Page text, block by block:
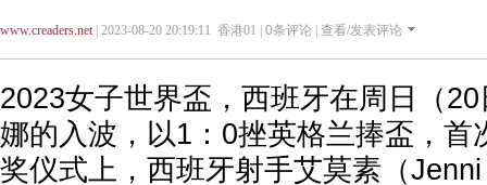
www.creaders.net| 2023-08-20 20:19:11 香港01 | 0条评论 | 查看/发表评论
2023女子世界盃，西班牙在周日（
娜的入波，以1：0挫英格兰捧盃，首
奖仪式上，西班牙射手艾莫素（